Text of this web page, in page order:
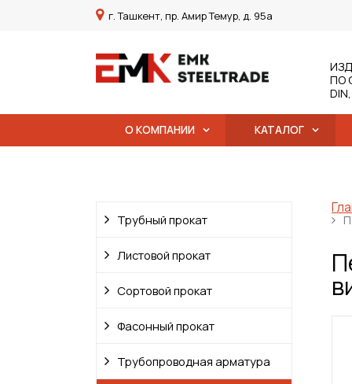
г. Ташкент, пр. Амир Темур, д. 95а
ПО
О КОМПАНИИ КАТАЛОГ
Трубный прокат
Листовой прокат
Сортовой прокат
Фасонный прокат
Трубопроводная арматура